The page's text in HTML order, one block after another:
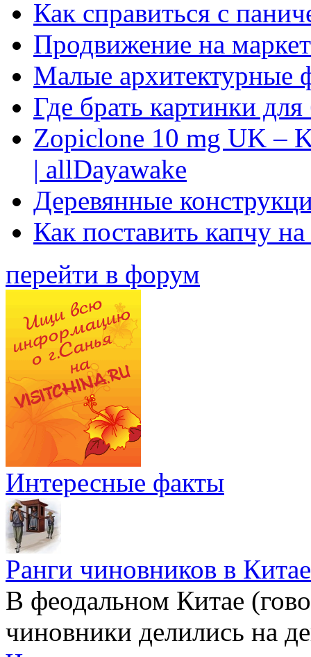
Как справиться с
Продвижение на
Малые архитектурные
Где брать картинки
Zopiclone 10 mg UK –
| allDayawake
Деревянные
Как поставить капчу
перейти в форум
Интересные факты
Ранги чиновников в Китае
В феодальном Китае
чиновники делились на